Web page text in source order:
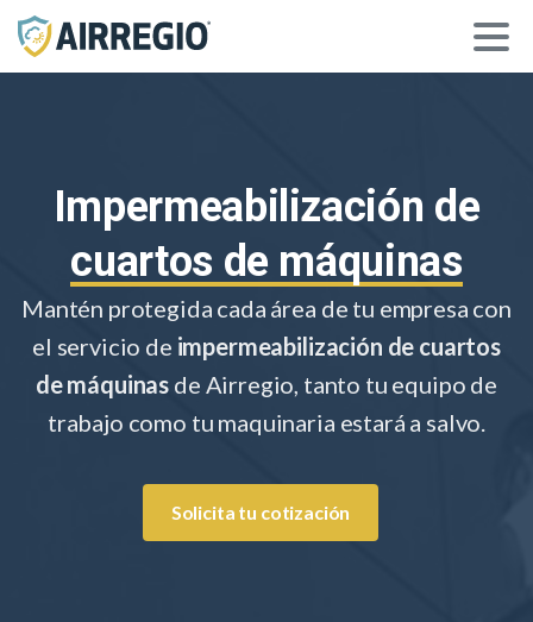
Impermeabilización de
cuartos de máquinas
Mantén protegida cada área de tu empresa con
el servicio de impermeabilización de cuartos
de máquinas de Airregio, tanto tu equipo de
trabajo como tu maquinaria estará a salvo.
Solicita tu cotización